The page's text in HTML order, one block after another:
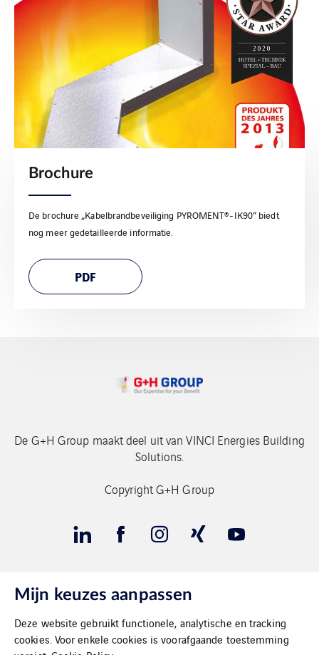
Brochure
De brochure „Kabelbrandbeveiliging PYROMENT®-IK90“ biedt
nog meer gedetailleerde informatie.
PDF
De G+H Group maakt deel uit van VINCI Energies Building
Solutions.
Copyright G+H Group
Contact
Gegevensbeschermimg
Mijn keuzes aanpassen
Deze website gebruikt functionele, analytische en tracking
cookies. Voor enkele cookies is voorafgaande toestemming